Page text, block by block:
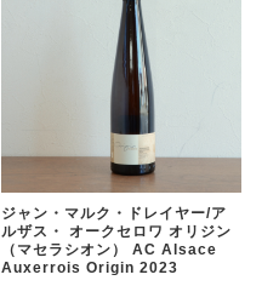
ジャン・マルク・ドレイヤー/ア
ルザス・ オークセロワ オリジン
（マセラシオン） AC Alsace
Auxerrois Origin 2023